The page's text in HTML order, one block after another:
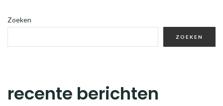
Zoeken
ZOEKEN
recente berichten